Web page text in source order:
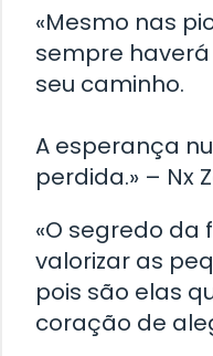
«Mesmo nas
sempre
seu caminho.
A esperança
perdida.» – Nx
«O segredo da
valorizar as
pois são elas
coração de